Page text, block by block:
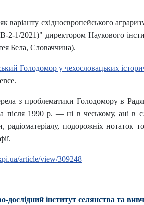
варіанту східноєвропейського
1/2021)" директором Наукового
Бела, Словаччина).
Голодомор у чехословацьких
з проблематики Голодомору в
1990 р. — ні в чеському, ані в
радіоматеріалу, подорожніх
article/view/309248
дослідний інститут селянства та